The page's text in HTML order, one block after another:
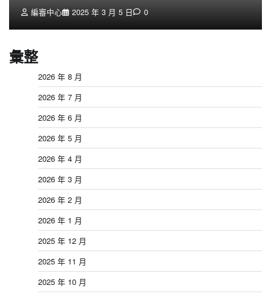
編審中心 2025 年 3 月 5 日 0
彙整
2026 年 8 月
2026 年 7 月
2026 年 6 月
2026 年 5 月
2026 年 4 月
2026 年 3 月
2026 年 2 月
2026 年 1 月
2025 年 12 月
2025 年 11 月
2025 年 10 月